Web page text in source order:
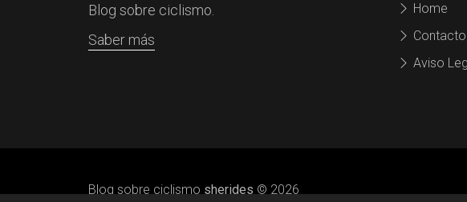
Blog sobre ciclismo.
Saber más
Home
Contacto
Aviso
Blog sobre ciclismo sherides © 2026